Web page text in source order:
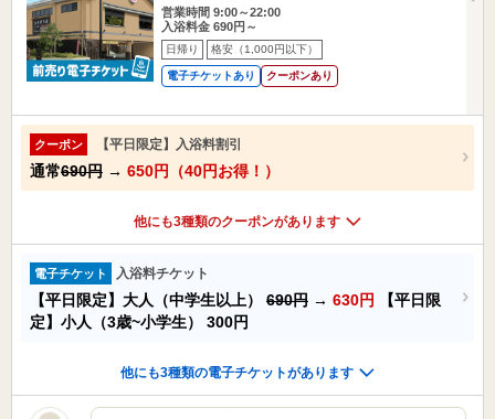
営業時間 9:00～22:00
入浴料金 690円～
日帰り 格安（1,000円以下）
電子チケットあり クーポンあり
クーポン 【平日限定】入浴料割引
通常690円 → 650円（40円お得！）
他にも3種類のクーポンがあります
電子チケット 入浴料チケット
【平日限定】大人（中学生以上） 690円 → 630円
【平日限
定】小人（3歳~小学生） 300円
他にも3種類の電子チケットがあります